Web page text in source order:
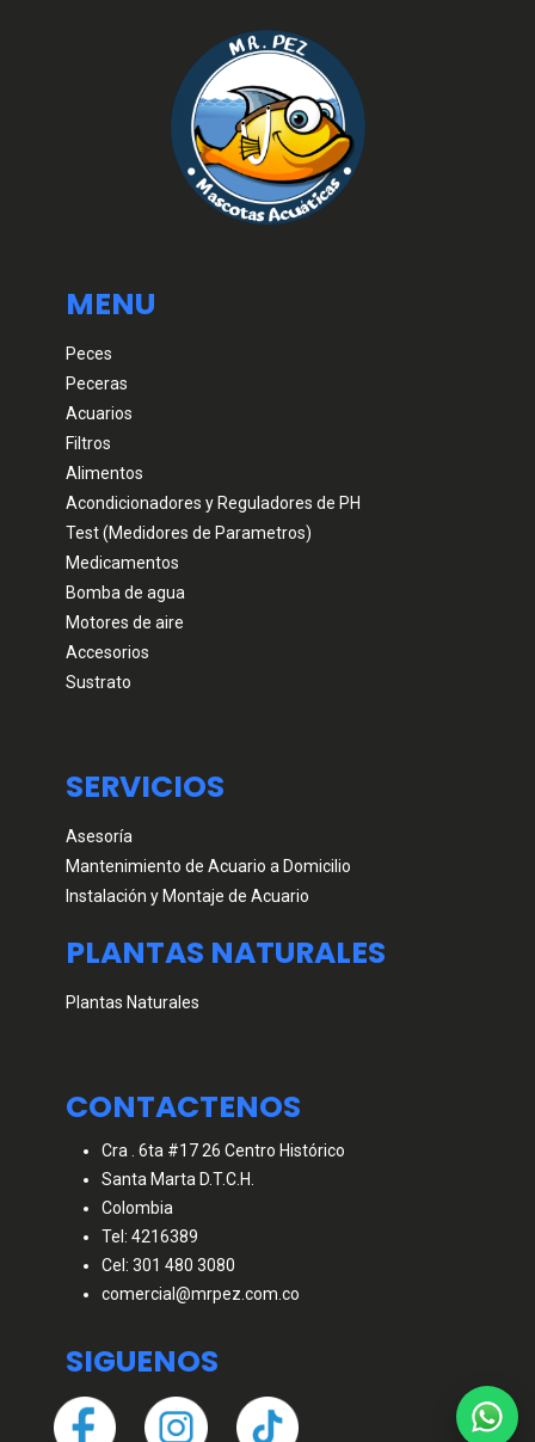
MENU
Peces
Peceras
Acuarios
Filtros
Alimentos
Acondicionadores y Reguladores de PH
Test (Medidores de Parametros)
Medicamentos
Bomba de agua
Motores de aire
Accesorios
Sustrato
SERVICIOS
Asesoría
Mantenimiento de Acuario a Domicilio
Instalación y Montaje de Acuario
PLANTAS NATURALES
Plantas Naturales
CONTACTENOS
Cra . 6ta #17 26 Centro Histórico
Santa Marta D.T.C.H.
Colombia
Tel: 4216389
Cel: 301 480 3080
comercial@mrpez.com.co
SIGUENOS